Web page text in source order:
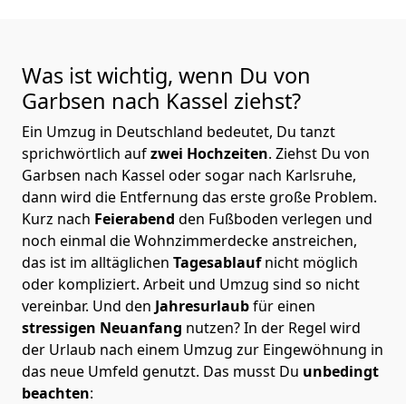
Was ist wichtig, wenn Du von
Garbsen nach Kassel ziehst?
Ein Umzug in Deutschland bedeutet, Du tanzt
sprichwörtlich aufzwei Hochzeiten. Ziehst Du von
Garbsen nach Kassel oder sogar nach Karlsruhe,
dann wird die Entfernung das erste große Problem.
Kurz nach Feierabend den Fußboden verlegen und
noch einmal die Wohnzimmerdecke anstreichen,
das ist im alltäglichen Tagesablaufnicht möglich
oder kompliziert. Arbeit und Umzug sind so nicht
vereinbar. Und den Jahresurlaubfür einen
stressigen Neuanfang nutzen? In der Regel wird
der Urlaub nach einem Umzug zur Eingewöhnung in
das neue Umfeld genutzt. Das musst Du unbedingt
beachten: